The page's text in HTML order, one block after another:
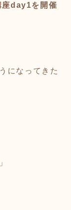
day1を開催
になってきた